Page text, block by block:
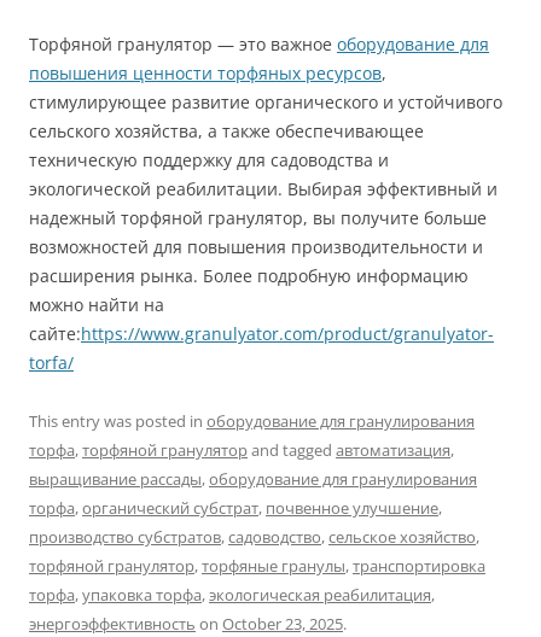
Торфяной гранулятор — это важное оборудование для
повышения ценности торфяных ресурсов,
стимулирующее развитие органического и устойчивого
сельского хозяйства, а также обеспечивающее
техническую поддержку для садоводства и
экологической реабилитации. Выбирая эффективный и
надежный торфяной гранулятор, вы получите больше
возможностей для повышения производительности и
расширения рынка. Более подробную информацию
можно найти на
сайте:https://www.granulyator.com/product/granulyator-
torfa/
This entry was posted in оборудование для гранулирования
торфа,торфяной грануляторand tagged автоматизация,
выращивание рассады,оборудование для гранулирования
торфа,органический субстрат, почвенное улучшение,
производство субстратов,садоводство,сельское хозяйство,
торфяной гранулятор,торфяные гранулы,транспортировка
торфа,упаковка торфа,экологическая реабилитация,
энергоэффективность on October 23, 2025.